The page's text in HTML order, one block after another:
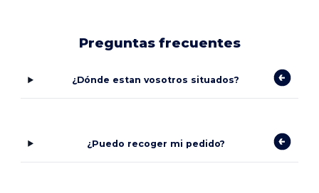
Preguntas frecuentes
¿Dónde estan vosotros situados?
¿Puedo recoger mi pedido?